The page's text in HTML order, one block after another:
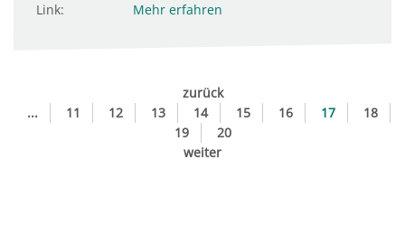
Link:
Mehr erfahren
zurück
...
11 12 13 14 15 16 17
18
19
20
weiter